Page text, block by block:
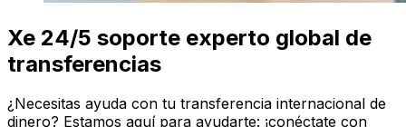
Xe 24/5 soporte experto global de
transferencias
¿Necesitas ayuda con tu transferencia internacional de
dinero? Estamos aquí para ayudarte: ¡conéctate con